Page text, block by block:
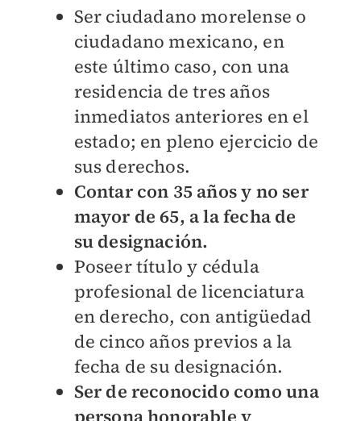
Ser ciudadano morelense o
ciudadano mexicano, en
este último caso, con una
residencia de tres años
inmediatos anteriores en el
estado; en pleno ejercicio de
sus derechos.
Contar con 35 años y no ser
mayor de 65, a la fecha de
su designación.
Poseer título y cédula
profesional de licenciatura
en derecho, con antigüedad
de cinco años previos a la
fecha de su designación.
Ser de reconocido como una